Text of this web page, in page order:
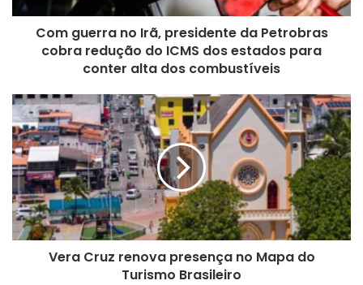
redução
para
conter
alta
dos
combustíveis
Com guerra no Irã, presidente da Petrobras
cobra redução do ICMS dos estados para
conter alta dos combustíveis
Vera
Cruz
renova
presença
no
Mapa
do
Turismo
Brasileiro
Vera Cruz renova presença no Mapa do
Turismo Brasileiro